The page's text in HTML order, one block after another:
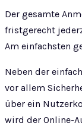
Der gesamte
fristgerecht
Am einfachsten
Neben der
vor allem
über ein
wird der Online-